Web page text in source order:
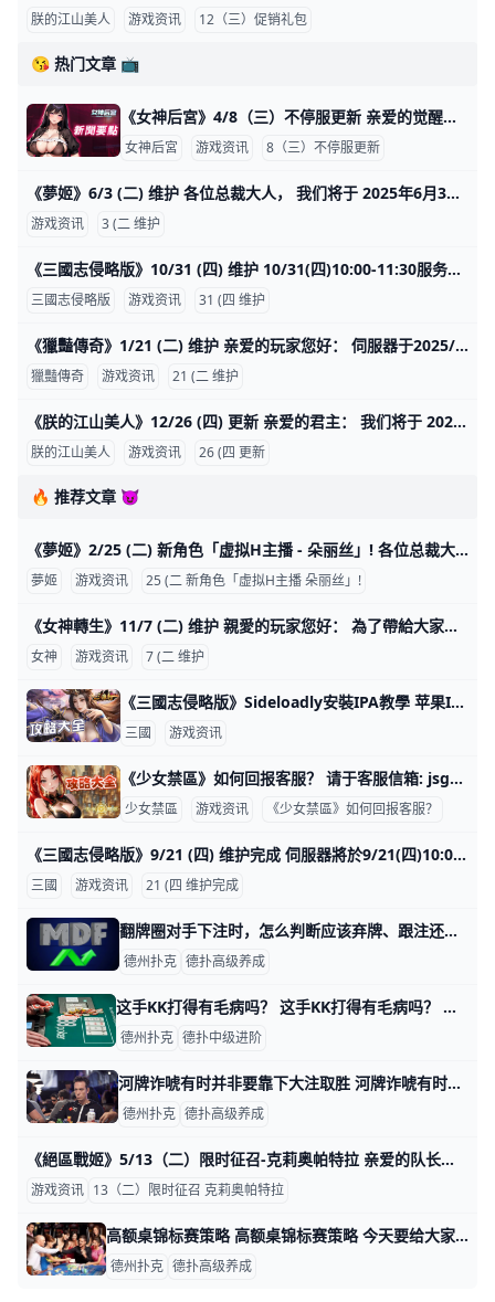
朕的江山美人 游戏资讯 12（三）促销礼包
😘 热门文章 📺
《女神后宮》4/8（三）不停服更新 亲爱的觉醒者： 2026/4/8(三)暂停维护一次， 更新内容将于次日00:00开放。 ★限定战令 ★荧兰冰晶 ★专武淬链 ★专武升格 ★招募豪礼 ★积天好
女神后宮 游戏资讯 8（三）不停服更新
《夢姬》6/3 (二) 维护 各位总裁大人， 我们将于 2025年6月3日(二) 10:00 (GMT+8) 进行维护更新， 预计于13:00 (GMT+8) 完成维护过程，请耐心等候。 期间玩家将无法登入及进行游戏。 为
游戏资讯 3 (二 维护
《三國志侵略版》10/31 (四) 维护 10/31(四)10:00-11:30服务器将会停机维护， 维护前请记得领取奖励，并且提早下线，感谢您的支持。 ★魔族天命SP-鬼神契司马懿卡池
三國志侵略版 游戏资讯 31 (四 维护
《獵豔傳奇》1/21 (二) 维护 亲爱的玩家您好： 伺服器于2025/1/21(二) 10:00-11:00 进行例行性停服维护， 维护前请先不要充值，避免维护后造成其他问题， 请提早下线并领取好已完成的
獵豔傳奇 游戏资讯 21 (二 维护
《朕的江山美人》12/26 (四) 更新 亲爱的君主： 我们将于 2024年12月26日(四) 11:00 (GMT+8) 进行维护更新， 预计于11:30 (GMT+8) 完成维护过程，请耐心等候。 版本更新至3.0.9 若当前版本
朕的江山美人 游戏资讯 26 (四 更新
🔥 推荐文章 😈
《夢姬》2/25 (二) 新角色「虚拟H主播 - 朵丽丝」! 各位总裁大人， 我们将于 2025年2月25日(二) 10:00 (GMT+8) 进行维护更新， 预计于14:00 (GMT+8) 完成维护过程，请耐心等候。 期间玩家将无法登入及进行游戏。
夢姬 游戏资讯 25 (二 新角色「虚拟H主播 朵丽丝」!
《女神轉生》11/7 (二) 维护 親愛的玩家您好： 為了帶給大家更優質的遊戲體驗，我們將於11月7日(週二)09:00-15:00 進行伺服器更新維護作業，請於維護前提早做好離線
女神 游戏资讯 7 (二 维护
《三國志侵略版》Sideloadly安裝IPA教學 苹果IPA安裝流程 安装前准备工作： * 建议使用WIN10 以上安装* 安装苹果 iTunes 下载位置 (MAC版无须安装)* 下载对应版本 Sideloadly 。 *【三國志侵略版】I
三國 游戏资讯
《少女禁區》如何回报客服？ 请于客服信箱: jsgame@vip.163.com
少女禁區 游戏资讯 《少女禁區》如何回报客服？
《三國志侵略版》9/21 (四) 维护完成 伺服器將於9/21(四)10:00-11:30進行例行性停服維護，還請維護前領取好獎勵並提早下線準備唷。 ●新英雄【劍聖．蓋聶】無雙劍域卡池 ●
三國 游戏资讯 21 (四 维护完成
翻牌圈对手下注时，怎么判断应该弃牌、跟注还是加注？ 翻牌圈对手下注时，怎么判断应该弃牌、跟注还是加注？ 玩德州扑克，难点在于如何打好翻牌后。特别是当对手下注后，判断什么时候应该弃牌，什么时候应该
德州扑克 德扑高级养成
这手KK打得有毛病吗？ 这手KK打得有毛病吗？ 翻牌前：枪口位置玩家加注3BB，随后玩家弃牌，Hero在小盲位置用K♦K♥加注到9BB，大盲位置弃牌，枪口位置玩家跟注
德州扑克 德扑中级进阶
河牌诈唬有时并非要靠下大注取胜 河牌诈唬有时并非要靠下大注取胜 诈还是不诈？大诈还是小诈？这是个问题。牌桌上的诈唬，就是通过一系列操作来迷惑对手，让对手相信你拿了好牌，然后对
德州扑克 德扑高级养成
《絕區戰姬》5/13（二）限时征召-克莉奥帕特拉 亲爱的队长们： 感谢大家一直以来对《絕區戰姬》的支持！ 以下为本次【限时征召】角色详情： 限时征召角色 角色：传奇角色【女帝】克莉奥帕特拉（歼灭使·
游戏资讯 13（二）限时征召 克莉奥帕特拉
高额桌锦标赛策略 高额桌锦标赛策略 今天要给大家带来的策略是在2+2高额桌多桌锦标赛社区进行讨论时提及到的一个概念。这个概念跟读牌还有其他扑克技能都有关系。不过
德州扑克 德扑高级养成